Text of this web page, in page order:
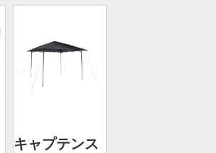
キャプテンス